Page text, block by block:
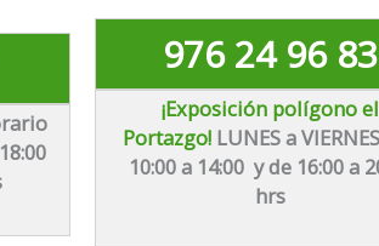
976 24 96 83
¡Exposición polígono el
Portazgo! LUNES a
10:00 a 14:00 y de 16:00 a
hrs